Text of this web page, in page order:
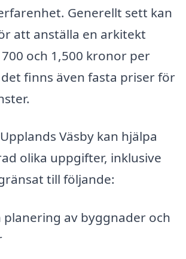
Generellt sett kan
att anställa en arkitekt
och 1,500 kronor per
finns även fasta priser för
Väsby kan hjälpa
olika uppgifter, inklusive
till följande:
planering av byggnader och